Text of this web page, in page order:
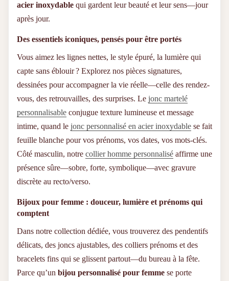
ANATYS, c’est une invitation à revenir à l’essentiel. À dire
sans bruit ce qui fait battre votre cœur. À porter fièrement ce
qui vous relie aux autres. Explorez notre collection de
bracelets personnalisés pour femme
et
pour hommeet trouvez la pièce qui vous ressemble.
Rejoignez Notre Communauté
Plus de 50 000 personnes ont déjà fait confiance à ANATYS
pour célébrer leurs liens les plus profonds. Rejoignez-nous
sur les réseaux sociaux pour découvrir leurs histoires,
partager la vôtre, et vous laisser inspirer par l’émotion
authentique de nos créations. Un bracelet peut tout changer.
Laissez le vôtre parler pour vous.
acier inoxydable qui gardent leur beauté et leur sens—jour
après jour.
Des essentiels iconiques, pensés pour être portés
Vous aimez les lignes nettes, le style épuré, la lumière qui
capte sans éblouir ? Explorez nos pièces signatures,
dessinées pour accompagner la vie réelle—celle des rendez-
vous, des retrouvailles, des surprises. Le jonc martelé
personnalisable conjugue texture lumineuse et message
intime, quand le jonc personnalisé en acier inoxydable se fait
feuille blanche pour vos prénoms, vos dates, vos mots-clés.
Côté masculin, notre collier homme personnalisé affirme une
présence sûre—sobre, forte, symbolique—avec gravure
discrète au recto/verso.
Bijoux pour femme : douceur, lumière et prénoms qui
comptent
Dans notre collection dédiée, vous trouverez des pendentifs
délicats, des joncs ajustables, des colliers prénoms et des
bracelets fins qui se glissent partout—du bureau à la fête.
Parce qu’un bijou personnalisé pour femme se porte